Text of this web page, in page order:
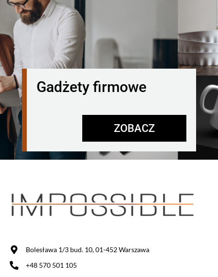
Gadżety firmowe
ZOBACZ
Bolesława 1/3 bud. 10, 01-452 Warszawa
+48 570 501 105